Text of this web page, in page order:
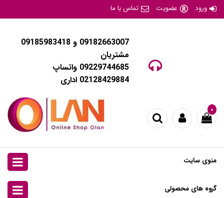
ورود عضویت تماس با ما
09182663007 و 09185983418
مشتریان
09229744685 واتساپ
02128429884 اداری
۰
منوی سایت
گروه های محصولی